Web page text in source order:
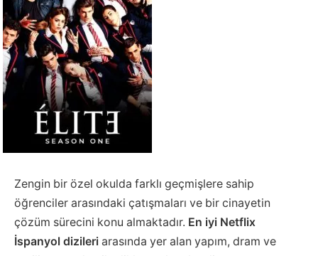
Zengin bir özel okulda farklı geçmişlere sahip
öğrenciler arasındaki çatışmaları ve bir cinayetin
çözüm sürecini konu almaktadır. En iyi Netflix
İspanyol dizileri arasında yer alan yapım, dram ve